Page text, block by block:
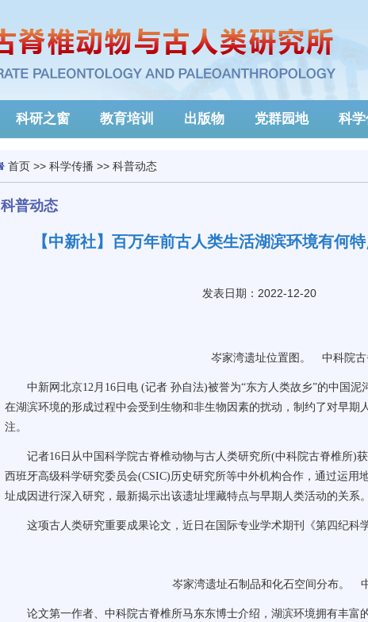
科研之窗 教育培训 出版物 党群园地 科
首页>> 科学传播 >> 科普动态
科普动态
【中新社】百万年前古人类生活湖滨环境有何
发表日期：2022-12-20
岑家湾遗址位置图。 中科院古
中新网北京12月16日电 (记者 孙自法)被誉为“东方人类故乡”的中国
在湖滨环境的形成过程中会受到生物和非生物因素的扰动，制约了对早
注。
记者16日从中国科学院古脊椎动物与古人类研究所(中科院古脊椎所)获
西班牙高级科学研究委员会(CSIC)历史研究所等中外机构合作，通过运用
址成因进行深入研究，最新揭示出该遗址埋藏特点与早期人类活动的关系。
这项古人类研究重要成果论文，近日在国际专业学术期刊《第四纪科学
岑家湾遗址石制品和化石空间分布。
论文第一作者、中科院古脊椎所马东东博士介绍，湖滨环境拥有丰富